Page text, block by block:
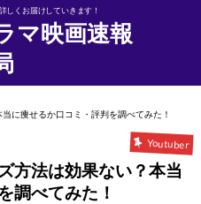
しくお届けしていきます！
マ映画速報
に痩せるか口コミ・評判を調べてみた！
Youtuber
方法は効果ない？本当
調べてみた！